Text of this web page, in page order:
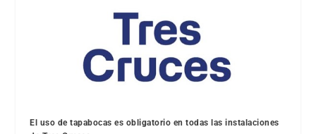
El uso de tapabocas es obligatorio en todas las instalaciones